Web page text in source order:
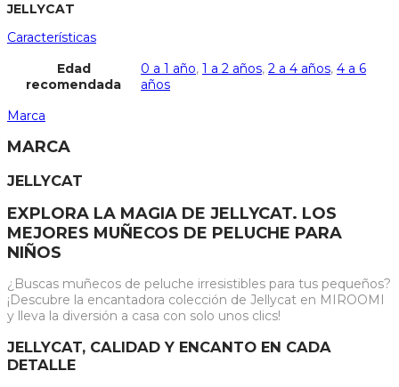
JELLYCAT
Características
Edad
recomendada
0 a 1 año, 1 a 2 años, 2 a 4 años, 4 a 6
años
Marca
MARCA
JELLYCAT
EXPLORA LA MAGIA DE JELLYCAT. LOS
MEJORES MUÑECOS DE PELUCHE PARA
NIÑOS
¿Buscas muñecos de peluche irresistibles para tus pequeños?
¡Descubre la encantadora colección de Jellycat en MIROOMI
y lleva la diversión a casa con solo unos clics!
JELLYCAT, CALIDAD Y ENCANTO EN CADA
DETALLE